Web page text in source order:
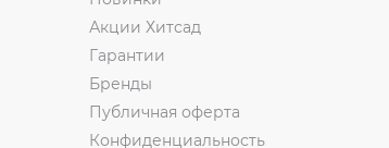
Акции Хитсад
Гарантии
Бренды
Публичная оферта
Конфиденциальность